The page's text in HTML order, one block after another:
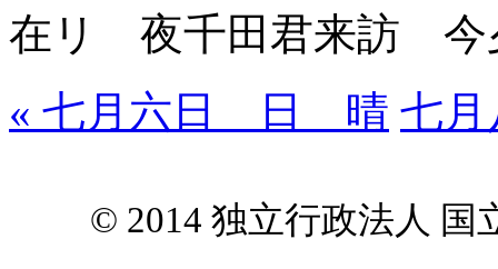
在リ 夜千田君来訪 今
« 七月六日 日 晴 七
© 2014 独立行政法人 国